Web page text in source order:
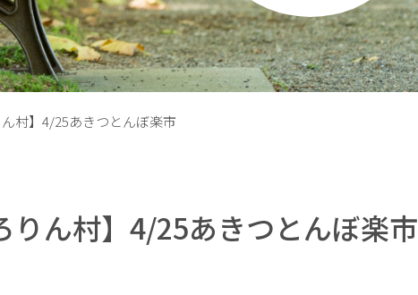
ん村】4/25あきつとんぼ楽市
りん村】4/25あきつとんぼ楽市